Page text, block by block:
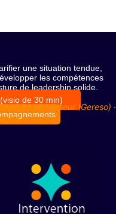
une situation tendue,
les compétences
de leadership solide.
de 30 min)
· Auteur (Geresо) ·